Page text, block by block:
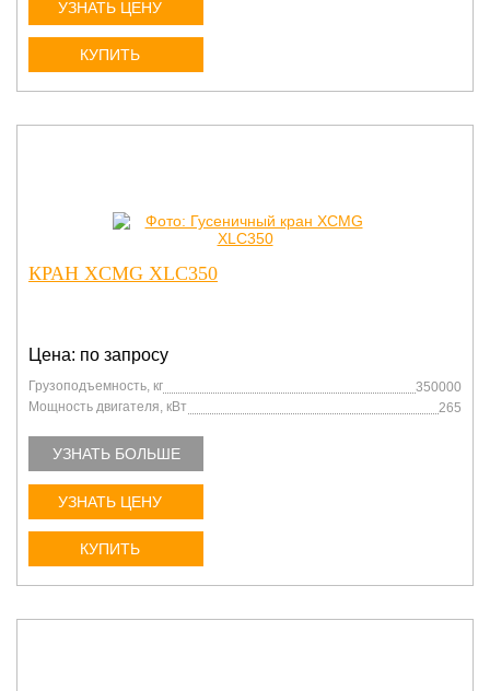
УЗНАТЬ ЦЕНУ
КУПИТЬ
КРАН XCMG XLC350
Цена: по запросу
Грузоподъемность, кг
350000
Мощность двигателя, кВт
265
УЗНАТЬ БОЛЬШЕ
УЗНАТЬ ЦЕНУ
КУПИТЬ